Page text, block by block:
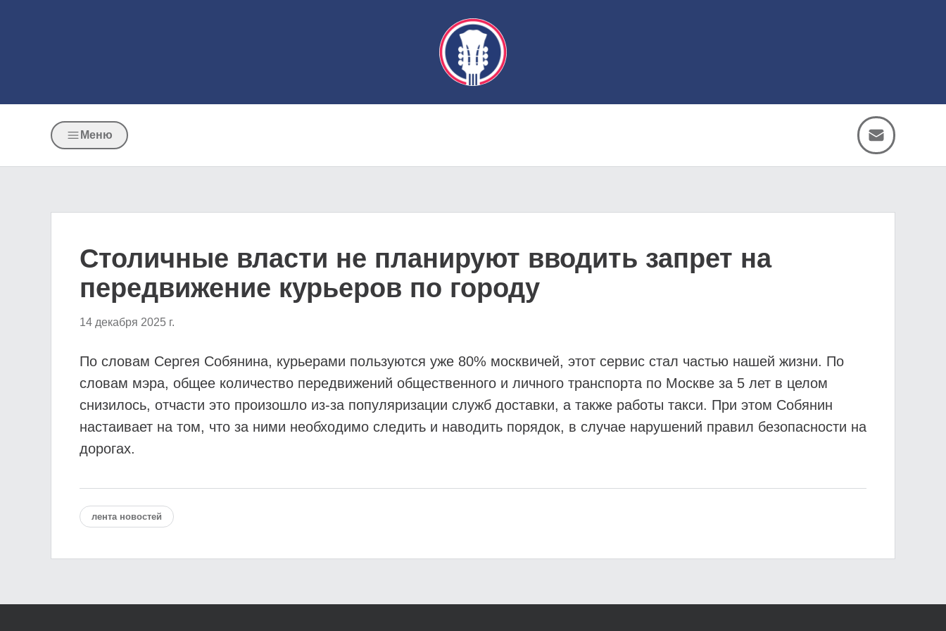
Меню
Столичные власти не планируют вводить запрет на
передвижение курьеров по городу
14 декабря 2025 г.
По словам Сергея Собянина, курьерами пользуются уже 80% москвичей, этот сервис стал частью нашей жизни. По
словам мэра, общее количество передвижений общественного и личного транспорта по Москве за 5 лет в целом
снизилось, отчасти это произошло из-за популяризации служб доставки, а также работы такси. При этом Собянин
настаивает на том, что за ними необходимо следить и наводить порядок, в случае нарушений правил безопасности на
дорогах.
лента новостей